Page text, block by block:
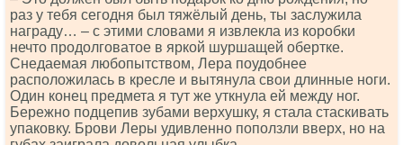
раз у тебя сегодня был тяжёлый день, ты заслужила
награду… – с этими словами я извлекла из коробки
нечто продолговатое в яркой шуршащей обертке.
Снедаемая любопытством, Лера поудобнее
расположилась в кресле и вытянула свои длинные ноги.
Один конец предмета я тут же уткнула ей между ног.
Бережно подцепив зубами верхушку, я стала стаскивать
упаковку. Брови Леры удивленно поползли вверх, но на